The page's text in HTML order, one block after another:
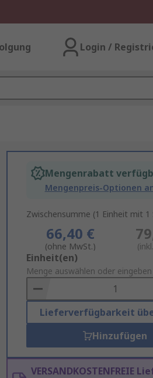
Login /
Mengenrabatt
Mengenpreis-Optionen
Zwischensumme (1 Einheit mit 1
66,40 €
(ohne MwSt.)
Add
to
Basket
Einheit(en)
Menge auswählen oder eingeben
Lieferverfügbarkeit
Hinzufügen
VERSANDKOSTENFREIE